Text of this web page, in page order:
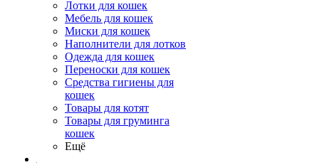
Лотки для кошек
Мебель для кошек
Миски для кошек
Наполнители для лотков
Одежда для кошек
Переноски для кошек
Средства гигиены для
кошек
Товары для котят
Товары для груминга
кошек
Ещё